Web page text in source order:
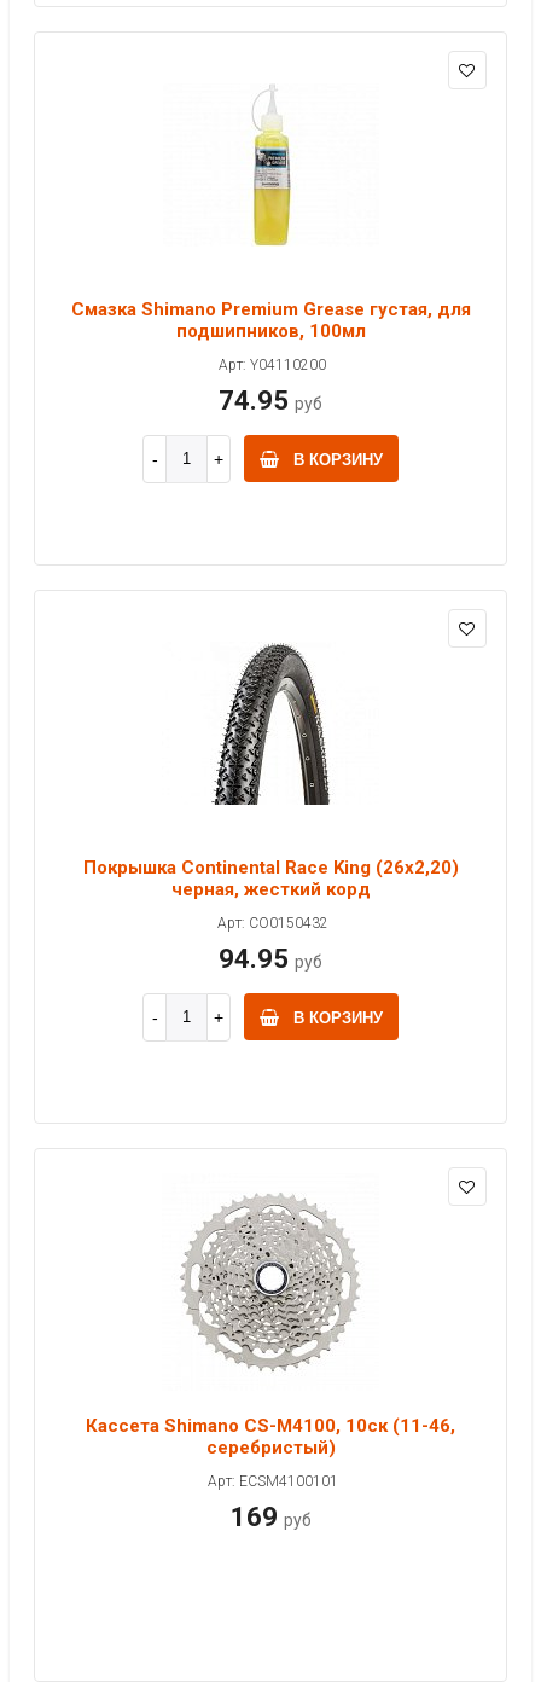
Смазка Shimano Premium Grease густая, для
подшипников, 100мл
Арт: Y04110200
74.95 руб
В КОРЗИНУ
Покрышка Continental Race King (26x2,20)
черная, жесткий корд
Арт: CO0150432
94.95 руб
В КОРЗИНУ
Кассета Shimano CS-M4100, 10ск (11-46,
серебристый)
Арт: ECSM4100101
169 руб